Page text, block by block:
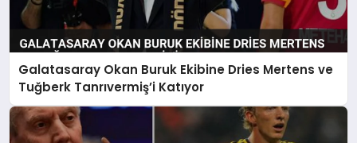
Galatasaray Okan Buruk Ekibine Dries Mertens ve
Tuğberk Tanrıvermiş’i Katıyor